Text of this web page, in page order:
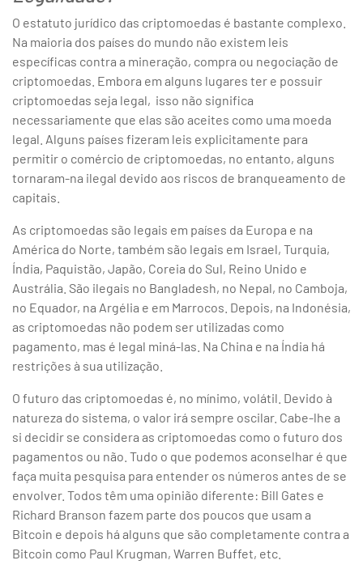
O estatuto jurídico das criptomoedas é bastante complexo.
Na maioria dos países do mundo não existem leis
específicas contra a mineração, compra ou negociação de
criptomoedas. Embora em alguns lugares ter e possuir
criptomoedas seja legal, isso não significa
necessariamente que elas são aceites como uma moeda
legal. Alguns países fizeram leis explicitamente para
permitir o comércio de criptomoedas, no entanto, alguns
tornaram-na ilegal devido aos riscos de branqueamento de
capitais.
As criptomoedas são legais em países da Europa e na
América do Norte, também são legais em Israel, Turquia,
Índia, Paquistão, Japão, Coreia do Sul, Reino Unido e
Austrália. São ilegais no Bangladesh, no Nepal, no Camboja,
no Equador, na Argélia e em Marrocos. Depois, na Indonésia,
as criptomoedas não podem ser utilizadas como
pagamento, mas é legal miná-las. Na China e na Índia há
restrições à sua utilização.
O futuro das criptomoedas é, no mínimo, volátil. Devido à
natureza do sistema, o valor irá sempre oscilar. Cabe-lhe a
si decidir se considera as criptomoedas como o futuro dos
pagamentos ou não. Tudo o que podemos aconselhar é que
faça muita pesquisa para entender os números antes de se
envolver. Todos têm uma opinião diferente: Bill Gates e
Richard Branson fazem parte dos poucos que usam a
Bitcoin e depois há alguns que são completamente contra a
Bitcoin como Paul Krugman, Warren Buffet, etc.